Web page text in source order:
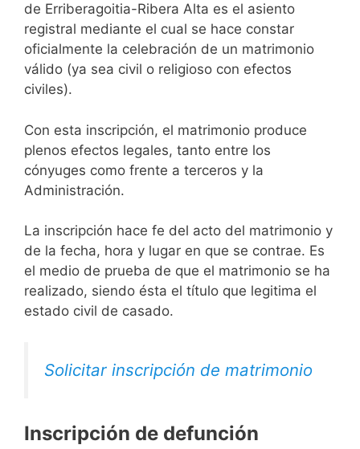
de Erriberagoitia-Ribera Alta es el asiento
registral mediante el cual se hace constar
oficialmente la celebración de un matrimonio
válido (ya sea civil o religioso con efectos
civiles).
Con esta inscripción, el matrimonio produce
plenos efectos legales, tanto entre los
cónyuges como frente a terceros y la
Administración.
La inscripción hace fe del acto del matrimonio y
de la fecha, hora y lugar en que se contrae. Es
el medio de prueba de que el matrimonio se ha
realizado, siendo ésta el título que legitima el
estado civil de casado.
Solicitar inscripción de matrimonio
Inscripción de defunción